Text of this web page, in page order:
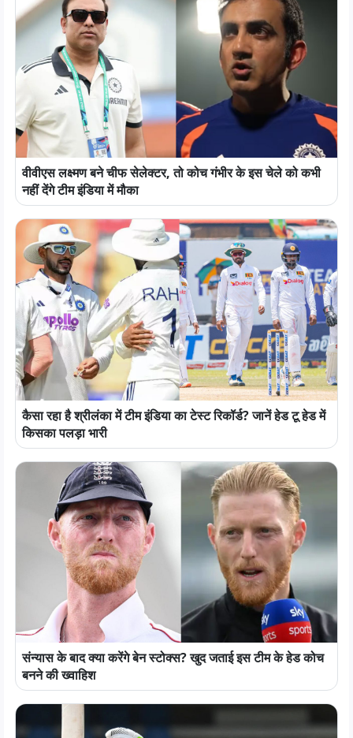
वीवीएस लक्ष्मण बने चीफ सेलेक्टर, तो कोच गंभीर के इस चेले को कभी
नहीं देंगे टीम इंडिया में मौका
कैसा रहा है श्रीलंका में टीम इंडिया का टेस्ट रिकॉर्ड? जानें हेड टू हेड में
किसका पलड़ा भारी
संन्यास के बाद क्या करेंगे बेन स्टोक्स? खुद जताई इस टीम के हेड कोच
बनने की ख्वाहिश